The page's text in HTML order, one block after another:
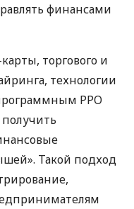
финансами
торгового и
технологии
РРО
Такой подход